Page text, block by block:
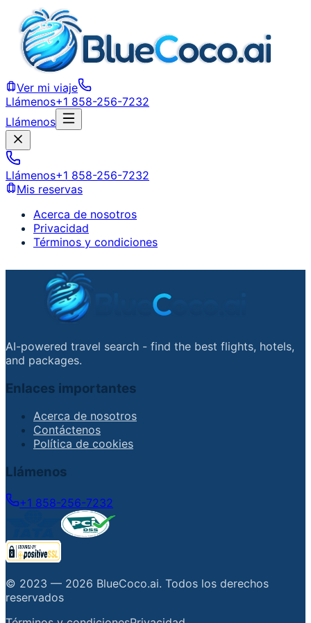
Ver mi viaje
Llámenos+1 858-256-7232
Llámenos
Llámenos+1 858-256-7232
Mis reservas
Acerca de nosotros
Privacidad
Términos y condiciones
AI-powered travel search - find the best flights, hotels,
and packages.
Enlaces importantes
Acerca de nosotros
Contáctenos
Política de cookies
Llámenos
+1 858-256-7232
© 2023 — 2026 BlueCoco.ai. Todos los derechos
reservados